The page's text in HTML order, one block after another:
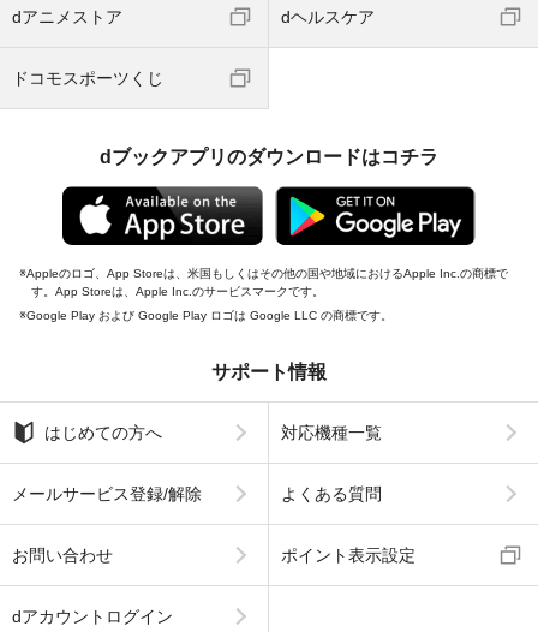
dアニメストア dヘルスケア
ドコモスポーツくじ
dブックアプリのダウンロードはコチラ
Appleのロゴ、App Storeは、米国もしくはその他の国や地域におけるApple Inc.の商標で
す。App Storeは、Apple Inc.のサービスマークです。
Google Play および Google Play ロゴは Google LLC の商標です。
サポート情報
はじめての方へ 対応機種一覧
メールサービス登録/解除 よくある質問
お問い合わせ ポイント表示設定
dアカウントログイン